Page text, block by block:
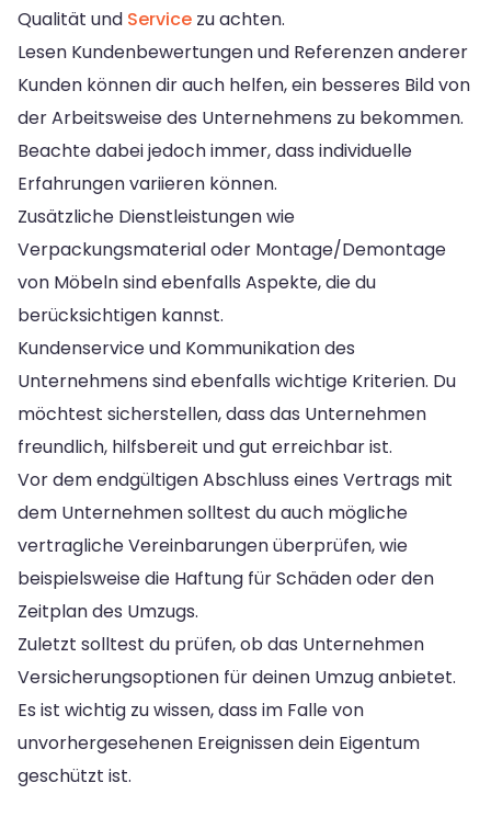
Qualität und Service zu achten.
Lesen Kundenbewertungen und Referenzen anderer
Kunden können dir auch helfen, ein besseres Bild von
der Arbeitsweise des Unternehmens zu bekommen.
Beachte dabei jedoch immer, dass individuelle
Erfahrungen variieren können.
Zusätzliche Dienstleistungen wie
Verpackungsmaterial oder Montage/Demontage
von Möbeln sind ebenfalls Aspekte, die du
berücksichtigen kannst.
Kundenservice und Kommunikation des
Unternehmens sind ebenfalls wichtige Kriterien. Du
möchtest sicherstellen, dass das Unternehmen
freundlich, hilfsbereit und gut erreichbar ist.
Vor dem endgültigen Abschluss eines Vertrags mit
dem Unternehmen solltest du auch mögliche
vertragliche Vereinbarungen überprüfen, wie
beispielsweise die Haftung für Schäden oder den
Zeitplan des Umzugs.
Zuletzt solltest du prüfen, ob das Unternehmen
Versicherungsoptionen für deinen Umzug anbietet.
Es ist wichtig zu wissen, dass im Falle von
unvorhergesehenen Ereignissen dein Eigentum
geschützt ist.